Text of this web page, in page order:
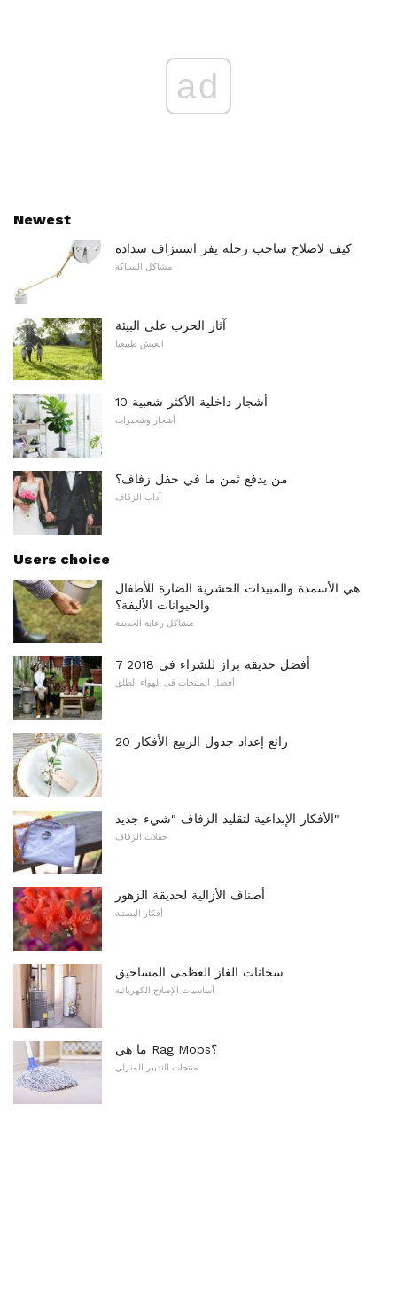
ad
Newest
كيف لاصلاح ساحب رحلة يفر استنزاف سدادة
مشاكل السباكة
آثار الحرب على البيئة
العيش طبيعيا
10 أشجار داخلية الأكثر شعبية
أشجار وشجيرات
من يدفع ثمن ما في حفل زفاف؟
آداب الزفاف
Users choice
هي الأسمدة والمبيدات الحشرية الضارة للأطفال
والحيوانات الأليفة؟
مشاكل رعاية الحديقة
7 أفضل حديقة براز للشراء في 2018
أفضل المنتجات في الهواء الطلق
20 رائع إعداد جدول الربيع الأفكار
الأفكار الإبداعية لتقليد الزفاف "شيء جديد"
حفلات الزفاف
أصناف الأزالية لحديقة الزهور
أفكار البستنة
سخانات الغاز العظمى المساحيق
أساسيات الإصلاح الكهربائية
ما هي Rag Mops؟
منتجات التدبير المنزلي